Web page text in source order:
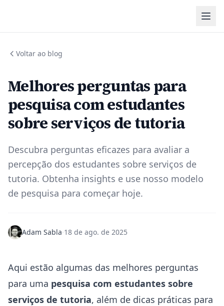
Voltar ao blog
Melhores perguntas para
pesquisa com estudantes
sobre serviços de tutoria
Descubra perguntas eficazes para avaliar a
percepção dos estudantes sobre serviços de
tutoria. Obtenha insights e use nosso modelo
de pesquisa para começar hoje.
Adam Sabla·18 de ago. de 2025
Aqui estão algumas das melhores perguntas
para uma pesquisa com estudantes sobre
serviços de tutoria, além de dicas práticas para